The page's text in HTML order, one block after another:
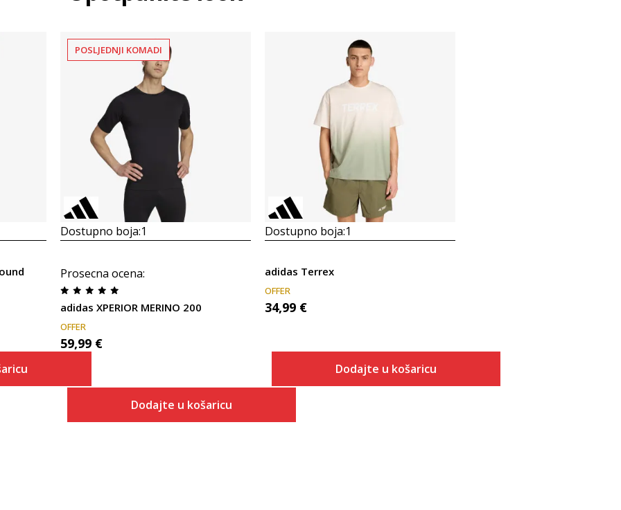
POSLJEDNJI KOMADI
Dostupno boja:1
Prosecna ocena:
adidas XPERIOR MERINO 200
OFFER
59,99 €
Dodajte u košaricu
Dostupno boja:1
adidas Terrex
OFFER
34,99 €
Dodajte u košaricu